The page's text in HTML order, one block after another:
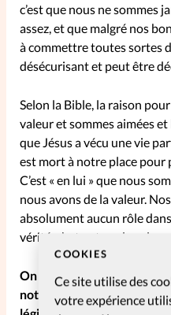
COOKIES
Ce site utilise des
votre expérience
c’est que nous ne sommes
assez, et que malgré nos
à commettre toutes sortes
désécurisant et peut être
Selon la Bible, la raison
valeur et sommes aimées et
que Jésus a vécu une vie
est mort à notre place pour
C’est « en lui » que nous
nous avons de la valeur.
absolument aucun rôle
vérité, c’est entrer dans le
On peut être déçue du
notre Eglise, association,